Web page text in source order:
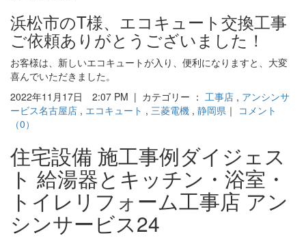
浜松市のT様、エコキュート交換工事
ご依頼ありがとうございました！
お客様は、新しいエコキュートが入り、便利になりますと、大変
喜んでいただきました。
2022年11月17日 2:07 PM | カテゴリー ： 工事店 , アンシンサ
ービス名古屋店 , エコキュート , 三菱電機 , 静岡県 ｜ コメント
（0）
住宅設備 施工事例ダイジェス
ト 給湯器とキッチン・浴室・
トイレリフォーム工事店 アン
シンサービス24